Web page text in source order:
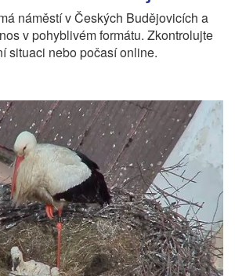
náměstí v Českých Budějovicích a
v pohyblivém formátu. Zkontrolujte
situaci nebo počasí online.